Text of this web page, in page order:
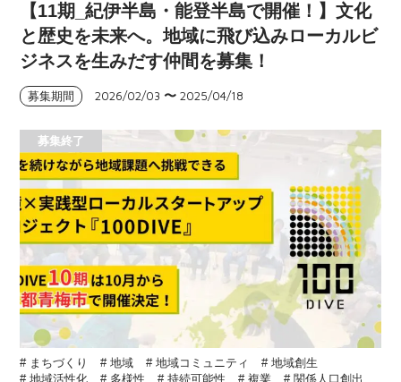
【11期_紀伊半島・能登半島で開催！】文化
と歴史を未来へ。地域に飛び込みローカルビ
ジネスを生みだす仲間を募集！
募集期間 2026/02/03 〜2025/04/18
募集終了
# まちづくり # 地域 # 地域コミュニティ
# 地域創生
# 地域活性化
# 多様性 # 持続可能性 # 複業 # 関係人口創出